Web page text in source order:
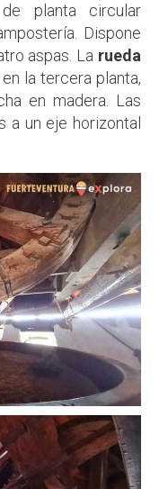
planta circular
Dispone
aspas. La rueda
la tercera planta,
en madera. Las
a un eje horizontal